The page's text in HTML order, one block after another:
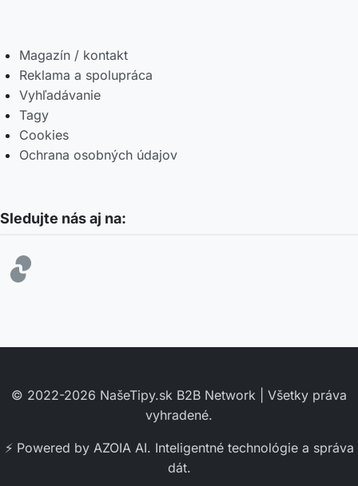
Magazín / kontakt
Reklama a spolupráca
Vyhľadávanie
Tagy
Cookies
Ochrana osobných údajov
Sledujte nás aj na:
© 2022-2026 NašeTipy.sk B2B Network | Všetky práva
vyhradené.
⚡ Powered by AZOIA AI. Inteligentné technológie a správa
dát.